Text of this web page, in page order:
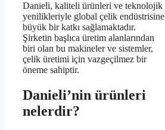
Danieli, kaliteli ürünleri ve teknolojik
yenilikleriyle global çelik endüstrisine
büyük bir katkı sağlamaktadır.
Şirketin başlıca üretim alanlarından
biri olan bu makineler ve sistemler,
çelik üretimi için vazgeçilmez bir
öneme sahiptir.
Danieli’nin ürünleri
nelerdir?